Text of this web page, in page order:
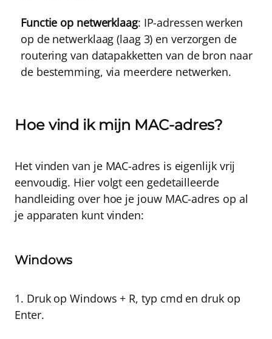
Functie op netwerklaag: IP-adressen werken
op de netwerklaag (laag 3) en verzorgen de
routering van datapakketten van de bron naar
de bestemming, via meerdere netwerken.
Hoe vind ik mijn MAC-adres?
Het vinden van je MAC-adres is eigenlijk vrij
eenvoudig. Hier volgt een gedetailleerde
handleiding over hoe je jouw MAC-adres op al
je apparaten kunt vinden:
Windows
1. Druk opWindows + R, typ cmd en druk op
Enter.